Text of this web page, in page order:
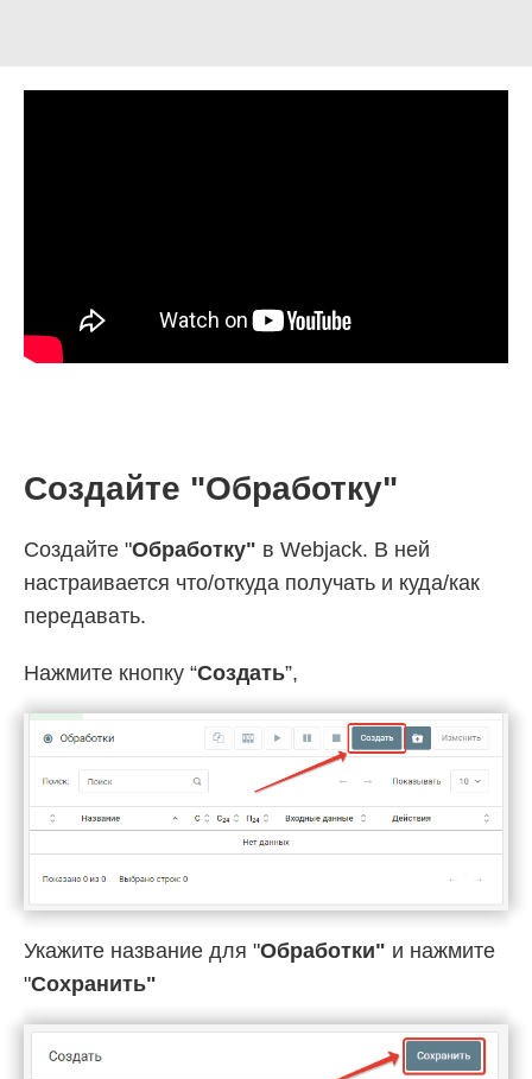
Создайте "Обработку"
Создайте "Обработку" в Webjack. В ней
настраивается что/откуда получать и куда/как
передавать.
Нажмите кнопку “Создать”,
Укажите название для "Обработки" и нажмите
"Cохранить"